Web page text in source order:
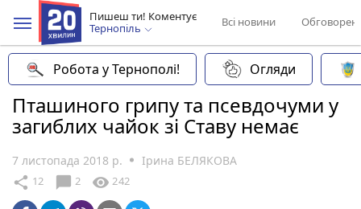
Пишеш ти! Коментує
Тернопіль
Всі новини
Робота у Тернополі! Огляди
Пташиного грипу та псевдочуми у
загиблих чайок зі Ставу немає
7 листопада 2018 р. Ірина БЕЛЯКОВА
share 12 chat_bubble 2 visibility 242